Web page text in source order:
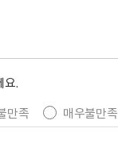
요.
만족
매우불만족